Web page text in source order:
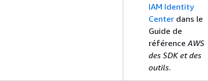
IAM Identity
Center dans le
Guide de
référence AWS
des SDK et des
outils.